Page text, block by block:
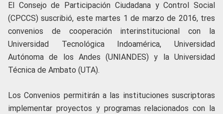
El Consejo de Participación Ciudadana y Control Social
(CPCCS) suscribió, este martes 1 de marzo de 2016, tres
convenios de cooperación interinstitucional con la
Universidad Tecnológica Indoamérica, Universidad
Autónoma de los Andes (UNIANDES) y la Universidad
Técnica de Ambato (UTA).
Los Convenios permitirán a las instituciones suscriptoras
implementar proyectos y programas relacionados con la